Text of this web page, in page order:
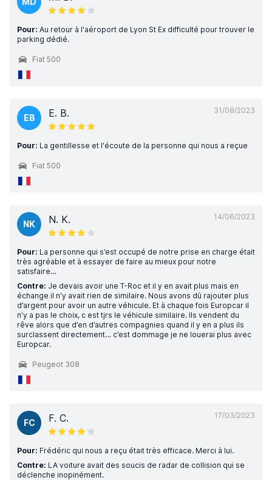
Pour: Au retour à l'aéroport de Lyon St Ex difficulté pour trouver le
parking dédié.
Fiat 500
31/08/2023
EB E. B.
Pour: La gentillesse et l'écoute de la personne qui nous a reçue
Fiat 500
14/06/2023
NK N. K.
Pour: La personne qui s’est occupé de notre prise en charge était
très agréable et à essayer de faire au mieux pour notre
satisfaire…
Contre: Je devais avoir une T-Roc et il y en avait plus mais en
échange il n’y avait rien de similaire. Nous avons dû rajouter plus
d’argent pour avoir un autre véhicule. Et à chaque fois Europcar il
n’y a pas le choix, c est tjrs le véhicule similaire. Ils vendent du
rêve alors que d’en d’autres compagnies quand il y en a plus ils
surclassent directement… c’est dommage je ne louerai plus avec
Europcar.
Peugeot 308
17/03/2023
FC F. C.
Pour: Frédéric qui nous a reçu était très efficace. Merci à lui.
Contre: LA voiture avait des soucis de radar de collision qui se
déclenche inopinément.